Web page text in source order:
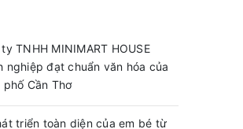
TNHH MINIMART HOUSE
nghiệp đạt chuẩn văn hóa của
phố Cần Thơ
triển toàn diện của em bé từ